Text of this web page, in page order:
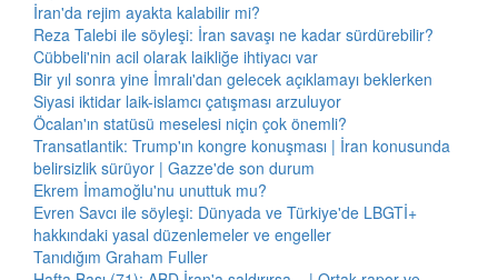
İran'da rejim ayakta kalabilir mi?
Reza Talebi ile söyleşi: İran savaşı ne kadar sürdürebilir?
Cübbeli'nin acil olarak laikliğe ihtiyacı var
Bir yıl sonra yine İmralı'dan gelecek açıklamayı beklerken
Siyasi iktidar laik-islamcı çatışması arzuluyor
Öcalan'ın statüsü meselesi niçin çok önemli?
Transatlantik: Trump'ın kongre konuşması | İran konusunda
belirsizlik sürüyor | Gazze'de son durum
Ekrem İmamoğlu'nu unuttuk mu?
Evren Savcı ile söyleşi: Dünyada ve Türkiye'de LBGTİ+
hakkındaki yasal düzenlemeler ve engeller
Tanıdığım Graham Fuller